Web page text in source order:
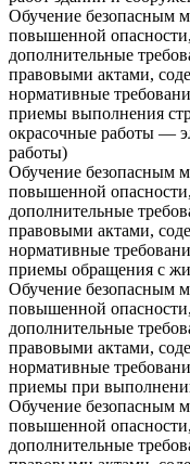
Обучение безопасным
повышенной
дополнительные
правовыми актами,
нормативные
приемы выполнения
окрасочные работы —
работы)
Обучение безопасным
повышенной
дополнительные
правовыми актами,
нормативные
приемы обращения с
Обучение безопасным
повышенной
дополнительные
правовыми актами,
нормативные
приемы при
Обучение безопасным
повышенной
дополнительные